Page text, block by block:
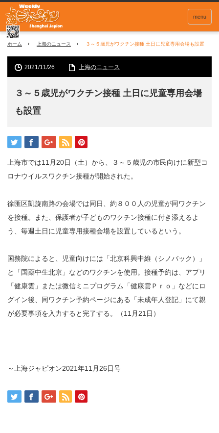
menu
ホーム 上海のニュース ３～５歳児がワクチン接種 土日に児童専用会場も設置
2021/11/26 上海のニュース
３～５歳児がワクチン接種 土日に児童専用会場
も設置
上海市では11月20日（土）から、３～５歳児の市民向けに新型コ
ロナウイルスワクチン接種が開始された。
徐匯区凱旋南路の会場では同日、約８００人の児童が同ワクチン
を接種。また、保護者が子どものワクチン接種に付き添えるよ
う、毎週土日に児童専用接種会場を設置しているという。
国務院によると、児童向けには「北京科興中維（シノバック）」
と「国薬中生北京」などのワクチンを使用。接種予約は、アプリ
「健康雲」または微信ミニプログラム「健康雲Ｐｒｏ」などにロ
グイン後、同ワクチン予約ページにある「未成年人登記」にて親
が必要事項を入力すると完了する。（11月21日）
～上海ジャピオン2021年11月26日号